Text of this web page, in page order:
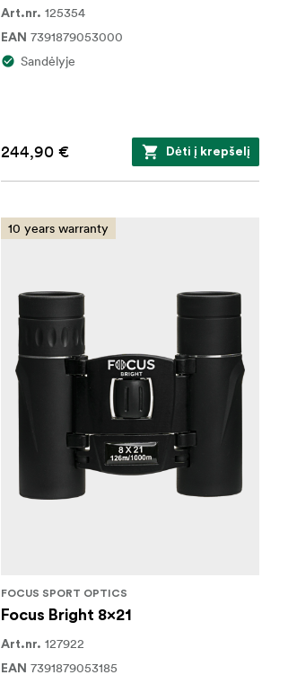
Art.nr. 125354
EAN 7391879053000
Sandėlyje
244,90 € Dėti į krepšelį
10 years warranty
FOCUS SPORT OPTICS
Focus Bright 8x21
Art.nr. 127922
EAN 7391879053185